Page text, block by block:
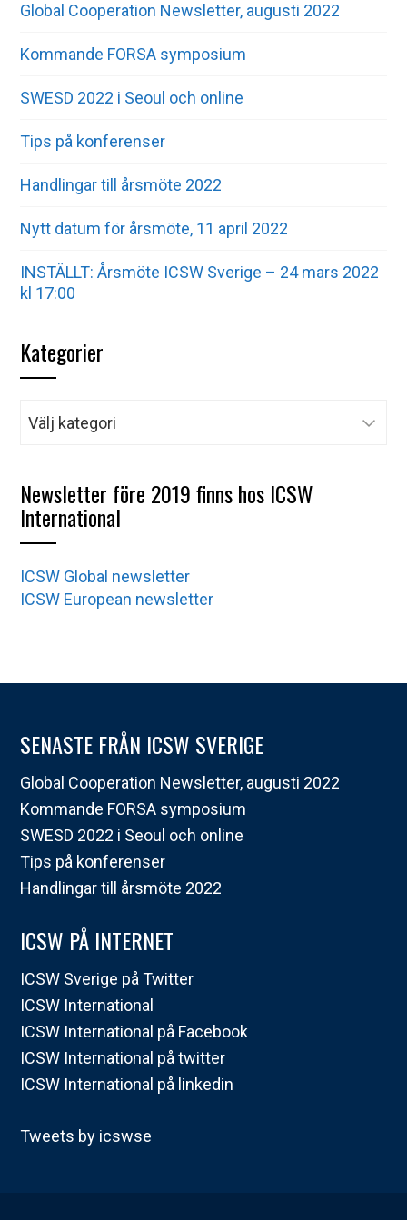
Global Cooperation Newsletter, augusti 2022
Kommande FORSA symposium
SWESD 2022 i Seoul och online
Tips på konferenser
Handlingar till årsmöte 2022
Nytt datum för årsmöte, 11 april 2022
INSTÄLLT: Årsmöte ICSW Sverige – 24 mars 2022
kl 17:00
Kategorier
Newsletter före 2019 finns hos ICSW
International
ICSW Global newsletter
ICSW European newsletter
SENASTE FRÅN ICSW SVERIGE
Global Cooperation Newsletter, augusti 2022
Kommande FORSA symposium
SWESD 2022 i Seoul och online
Tips på konferenser
Handlingar till årsmöte 2022
ICSW PÅ INTERNET
ICSW Sverige på Twitter
ICSW International
ICSW International på Facebook
ICSW International på twitter
ICSW International på linkedin
Tweets by icswse